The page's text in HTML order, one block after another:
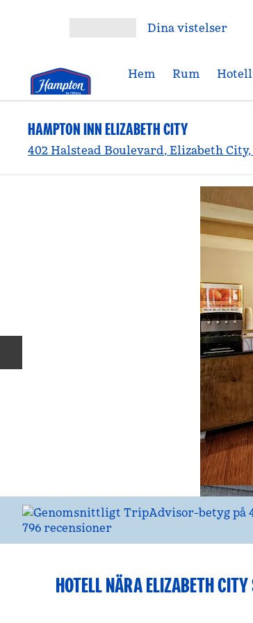
Dina vistelser
Hem Rum
HAMPTON INN ELIZABETH CITY
402 Halstead Boulevard, Elizabeth
HOTELL NÄRA ELIZABETH